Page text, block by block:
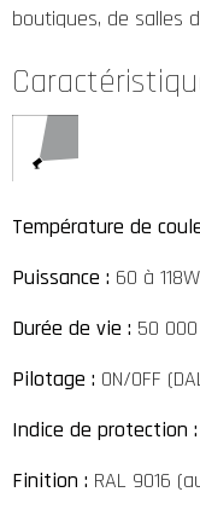
boutiques, de salles
Température de
Puissance : 60 à 118W
Durée de vie : 50
Pilotage : ON/OFF
Indice de protection :
Finition : RAL 9016